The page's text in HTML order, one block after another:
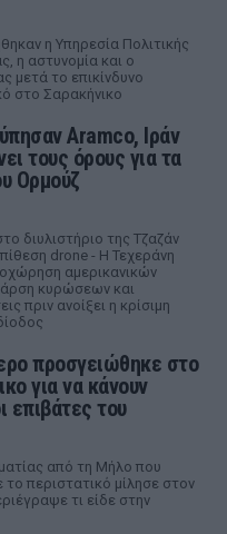
η Υπηρεσία Πολιτικής
η αστυνομία και ο
μετά το επικίνδυνο
στο Σαρακήνικο
Aramco, Ιράν
τους όρους για τα
Ορμούζ
διυλιστήριο της Τζαζάν
drone - Η Τεχεράνη
αμερικανικών
κυρώσεων και
πριν ανοίξει η κρίσιμη
προσγειώθηκε στο
για να κάνουν
επιβάτες του
από τη Μήλο που
περιστατικό μίλησε στον
τι είδε στην